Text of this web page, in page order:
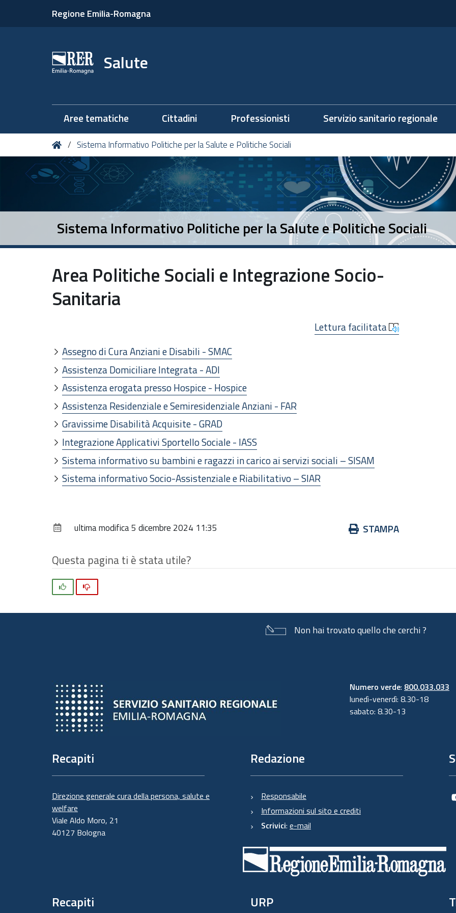
Regione Emilia-Romagna
Salute
Aree tematiche Cittadini Professionisti Servizio sanitario regionale
Tu
sei
qui:
HomeSistema Informativo Politiche per la Salute e Politiche Sociali
Sistema Informativo Politiche per la Salute e Politiche Sociali
Area Politiche Sociali e Integrazione Socio-
Sanitaria
Lettura facilitata
Assegno di Cura Anziani e Disabili - SMAC
Assistenza Domiciliare Integrata - ADI
Assistenza erogata presso Hospice - Hospice
Assistenza Residenziale e Semiresidenziale Anziani - FAR
Gravissime Disabilità Acquisite - GRAD
Integrazione Applicativi Sportello Sociale - IASS
Sistema informativo su bambini e ragazzi in carico ai servizi sociali – SISAM
Sistema informativo Socio-Assistenziale e Riabilitativo – SIAR
AzioniSTAMPA
ultima modifica5 dicembre 2024 11:35
Questa pagina ti è stata utile?
Non hai trovato quello che cerchi ?
Numero verde: 800.033.033
lunedì-venerdì: 8.30-18
sabato: 8.30-13
Recapiti
Direzione generale cura della persona, salute e
welfare
Viale Aldo Moro, 21
40127 Bologna
Redazione
Responsabile
Informazioni sul sito e crediti
Scrivici: e-mail
Recapiti URP